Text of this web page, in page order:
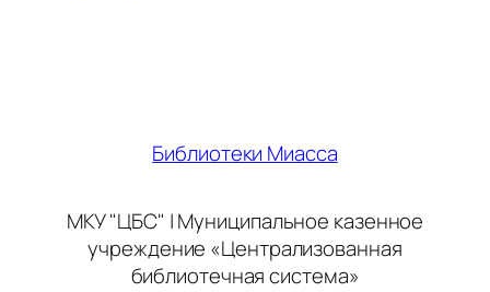
Библиотеки Миасса
МКУ "ЦБС" | Муниципальное казенное
учреждение «Централизованная
библиотечная система»